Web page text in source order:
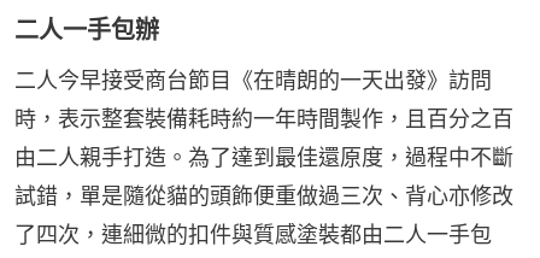
二人一手包辦
二人今早接受商台節目《在晴朗的一天出發》訪問
時，表示整套裝備耗時約一年時間製作，且百分之百
由二人親手打造。為了達到最佳還原度，過程中不斷
試錯，單是隨從貓的頭飾便重做過三次、背心亦修改
了四次，連細微的扣件與質感塗裝都由二人一手包